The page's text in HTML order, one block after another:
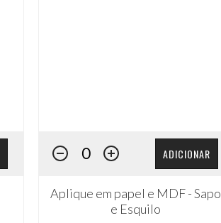
ADICIONAR
Aplique em papel e MDF - Sapo
e Esquilo